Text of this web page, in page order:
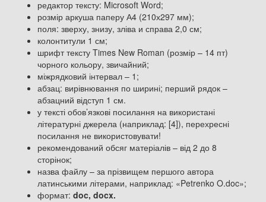
редактор тексту: Microsoft Word;
розмір аркуша паперу А4 (210х297 мм);
поля: зверху, знизу, зліва и справа 2,0 см;
колонтитули 1 см;
шрифт тексту Times New Roman (розмір – 14 пт)
чорного кольору, звичайний;
міжрядковий інтервал – 1;
абзац: вирівнювання по ширині; перший рядок –
абзацний відступ 1 см.
у тексті обов’язкові посилання на використані
літературні джерела (наприклад: [4]), перехресні
посилання не використовувати!
рекомендований обсяг матеріалів – від 2 до 8
сторінок;
назва файлу – за прізвищем першого автора
латинськими літерами, наприклад: «Petrenko O.doc»;
формат: doc, docx.